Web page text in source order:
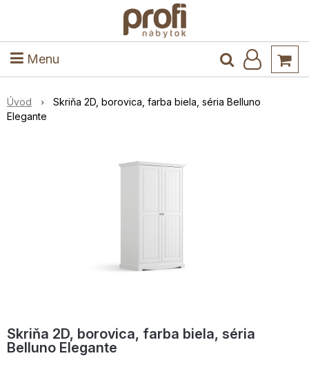
Menu
Kuchyňa a jedáleň
Úvod
Skriňa 2D, borovica, farba biela, séria Belluno
Elegante
Skriňa 2D, borovica, farba biela, séria
Belluno Elegante